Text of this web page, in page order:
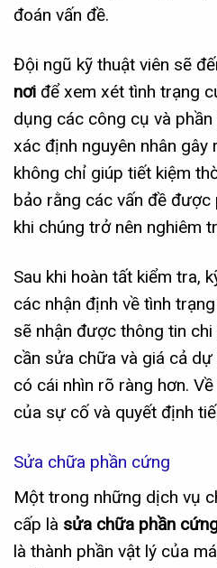
đoán vấn đề.
Đội ngũ kỹ thuật viên sẽ
nơi để xem xét tình trạng
dụng các công cụ và
xác định nguyên nhân gây
không chỉ giúp tiết kiệm
bảo rằng các vấn đề
khi chúng trở nên nghiêm
Sau khi hoàn tất kiểm tra,
các nhận định về tình
sẽ nhận được thông tin
cần sửa chữa và giá cả
có cái nhìn rõ ràng hơn.
của sự cố và quyết định
Sửa chữa phần cứng
Một trong những dịch vụ
cấp là sửa chữa phần
là thành phần vật lý của